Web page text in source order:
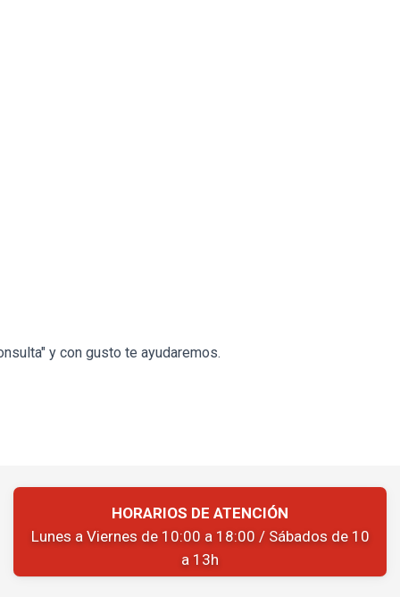
y con gusto te ayudaremos.
HORARIOS DE ATENCIÓN
Lunes a Viernes de 10:00 a 18:00 / Sábados de 10
a 13h